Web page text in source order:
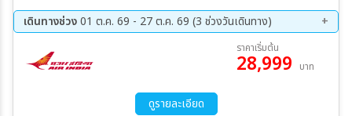
ศรีนาคา พักที่ HOTEL LUXURY HERITAGE , SRINAGAR หรือเทียบ
เท่า โซนามาร์ค – ทาจิวาสกราเซียร์ – ศรีนาคาพักที่ HOTEL LUXURY
HERITAGE , SRINAGAR หรือเทียบเท่า กุลมาร์ค – ชมทิวทัศน์เทือกเขา
กุลมาร์ค – ศรีนาคาพักที่ HOTEL LUXURY HERITAGE , SRINAGAR
เดินทางช่วง01 ต.ค. 69 - 27 ต.ค. 69 (3 ช่วงวันเดินทาง)
15 ต.ค. 69 - 20 ต.ค. 69
22 ต.ค. 69 - 27 ต.ค. 69
ราคาเริ่มต้น
28,999 บาท
ดูรายละเอียด